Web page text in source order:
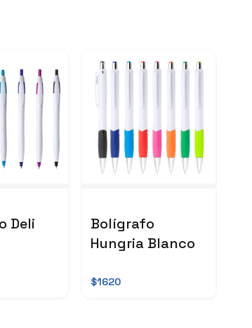
Deli
Bolígrafo
Hungria Blanco
$1620